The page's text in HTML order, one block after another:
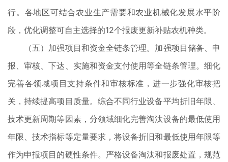
行。各地区可结合农业生产需要和农业机械化发展水平阶
段，优化调整可自主选择的12个报废更新补贴农机种类。
（五）加强项目和资金全链条管理。加强项目储备、申
报、审核、下达、实施和资金支付使用等全链条管理。细化
完善各领域项目支持条件和审核标准，进一步强化审核把
关，持续提高项目质量。综合不同行业设备平均折旧年限、
技术更新周期等因素，分领域细化完善淘汰设备的最低使用
年限、技术指标等定量要求，将设备折旧和最低使用年限等
作为申报项目的硬性条件。严格设备淘汰和报废处置，规范